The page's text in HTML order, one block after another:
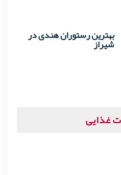
بهترین رستوران هندی در
شیراز
غذایی